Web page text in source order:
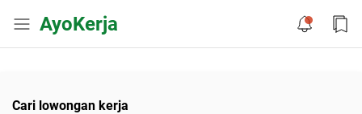
AyoKerja
Cari lowongan kerja